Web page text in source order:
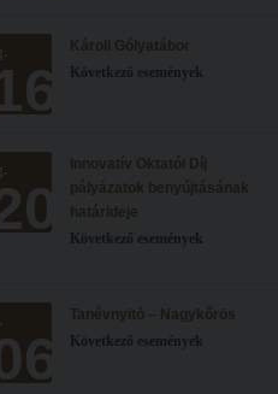
Károli Gólyatábor
Következő események
Innovatív Oktatói Díj
pályázatok benyújtásának
határideje
Következő események
Tanévnyitó – Nagykőrös
Következő események